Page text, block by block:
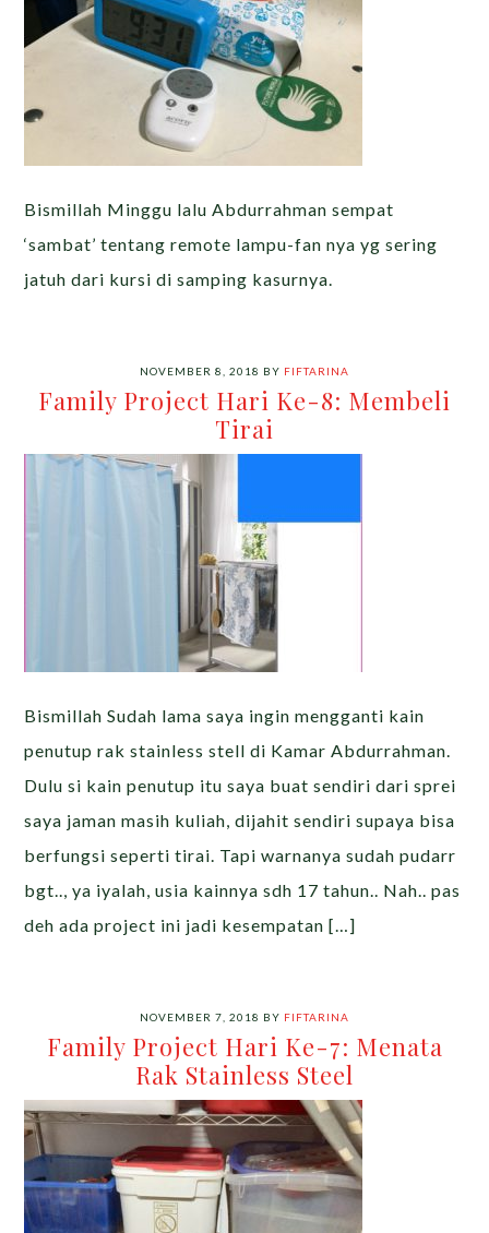
Bismillah Minggu lalu Abdurrahman sempat
‘sambat’ tentang remote lampu-fan nya yg sering
jatuh dari kursi di samping kasurnya.
NOVEMBER 8, 2018 BY FIFTARINA
Family Project Hari Ke-8: Membeli
Tirai
Bismillah Sudah lama saya ingin mengganti kain
penutup rak stainless stell di Kamar Abdurrahman.
Dulu si kain penutup itu saya buat sendiri dari sprei
saya jaman masih kuliah, dijahit sendiri supaya bisa
berfungsi seperti tirai. Tapi warnanya sudah pudarr
bgt.., ya iyalah, usia kainnya sdh 17 tahun.. Nah.. pas
deh ada project ini jadi kesempatan […]
NOVEMBER 7, 2018 BY FIFTARINA
Family Project Hari Ke-7: Menata
Rak Stainless Steel